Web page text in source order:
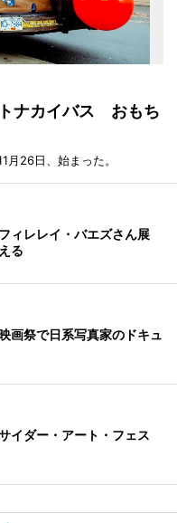
ナカイバス おもち
月26日、始まった。
ィレレイ・バエズさん展
る
画祭で日系写真家のドキュ
イダー・アート・フェス